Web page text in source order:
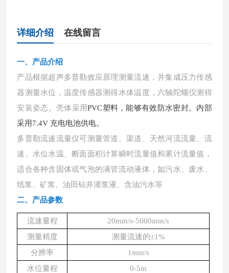
详细介绍 在线留言
一、产品介绍
产品根据超声多普勒效应原理测量流速，并集成压力传感
器测量水位，温度传感器测得水体温度，六轴陀螺仪测得
安装姿态。壳体采用PVC塑料，能够有效防水密封。内部
采用7.4V 充电电池供电。
多普勒流速流量仪可测量管道、渠道、天然河流流量、流
速、水位水温、断面面积计算瞬时流量值和累计流量值，
适合各种含固体或气泡的满管流动液体，如污水、废水、
纸浆、矿浆、油田钻井灌浆液、含油污水等
二、产品参数
流速量程
20mm/s-5000mm/s
测量精度
测量流速的±1%
分辨率
1mm/s
水位量程
0-5m